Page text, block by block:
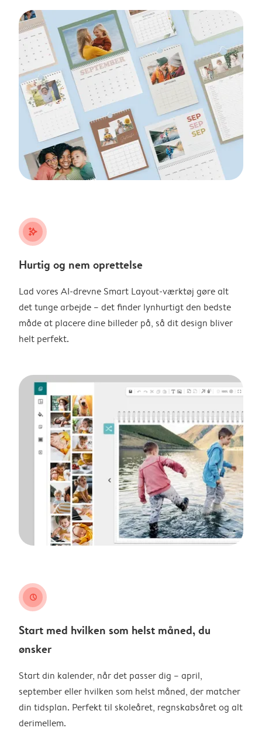
stars_plus
Hurtig og nem oprettelse
Lad vores AI-drevne Smart Layout-værktøj gøre alt
det tunge arbejde – det finder lynhurtigt den bedste
måde at placere dine billeder på, så dit design bliver
helt perfekt.
clock
Start med hvilken som helst måned, du
ønsker
Start din kalender, når det passer dig – april,
september eller hvilken som helst måned, der matcher
din tidsplan. Perfekt til skoleåret, regnskabsåret og alt
derimellem.